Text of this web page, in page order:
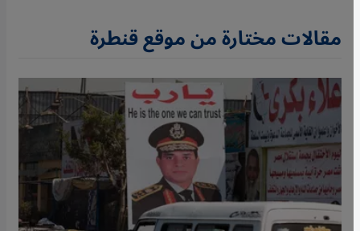
مقالات مختارة من موقع قنطرة